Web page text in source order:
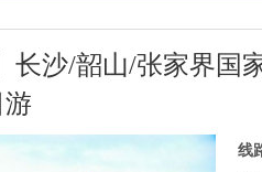
长沙/韶山/张家界国
线